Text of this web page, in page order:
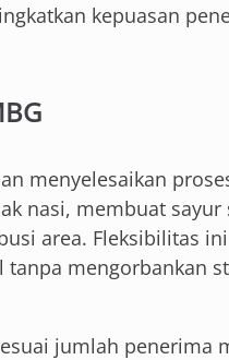
kepuasan
menyelesaikan
nasi, membuat sayur
area. Fleksibilitas ini
mengorbankan
jumlah penerima